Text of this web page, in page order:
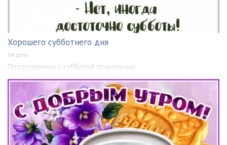
Хорошего субботнего дня
На день
Поздравления с субботой прикольные